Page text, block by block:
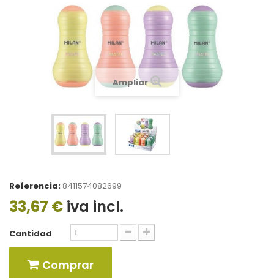
Ampliar
Referencia: 8411574082699
33,67 € iva incl.
Cantidad
Comprar